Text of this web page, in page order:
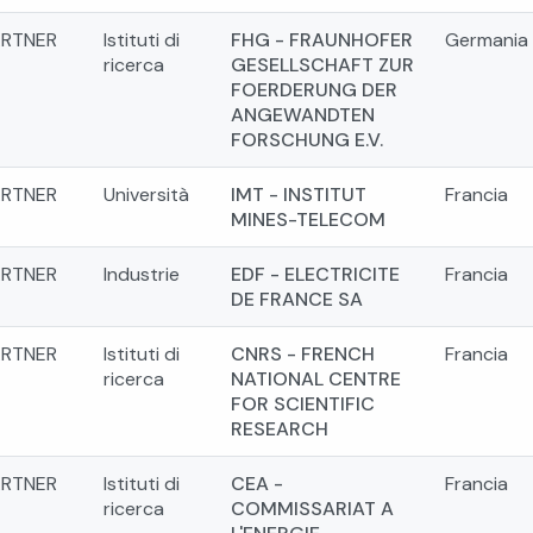
Istituti di
ricerca
FHG - FRAUNHOFER
GESELLSCHAFT ZUR
FOERDERUNG DER
ANGEWANDTEN
FORSCHUNG E.V.
Germania
Università
IMT - INSTITUT
MINES-TELECOM
Francia
Industrie
EDF - ELECTRICITE
DE FRANCE SA
Francia
Istituti di
ricerca
CNRS - FRENCH
NATIONAL CENTRE
FOR SCIENTIFIC
RESEARCH
Francia
Istituti di
ricerca
CEA -
COMMISSARIAT A
Francia